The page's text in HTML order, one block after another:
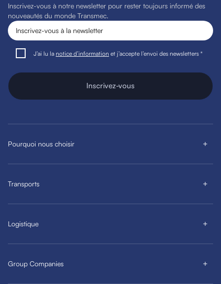
Inscrivez-vous à notre newsletter pour rester toujours informé des
nouveautés du monde Transmec.
J’ai lu la notice d’information et j’accepte l’envoi des newsletters *
Inscrivez-vous
Pourquoi nous choisir
Transports
Logistique
Group Companies